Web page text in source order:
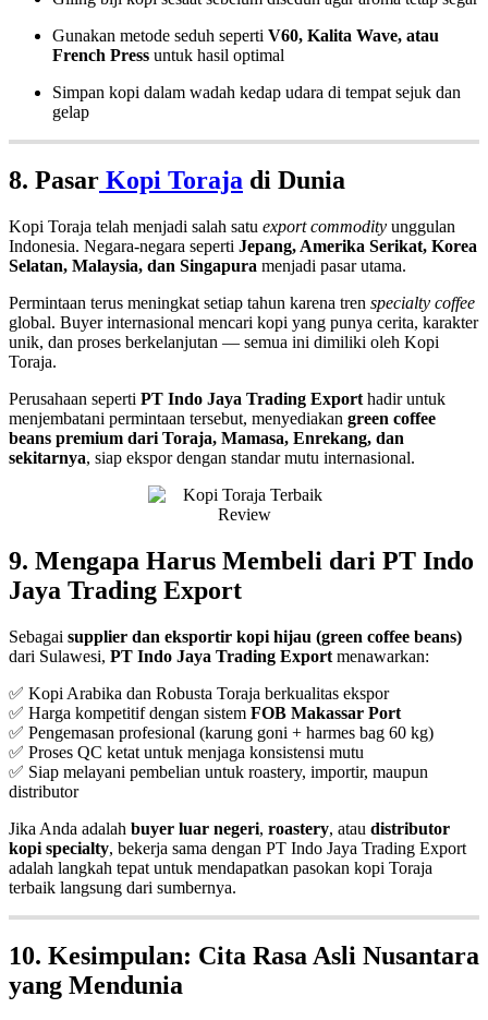
Gunakan metode seduh seperti V60, Kalita Wave, atau
French Press untuk hasil optimal
Simpan kopi dalam wadah kedap udara di tempat sejuk dan
gelap
8. Pasar Kopi Toraja di Dunia
Kopi Toraja telah menjadi salah satu export commodity unggulan
Indonesia. Negara-negara seperti Jepang, Amerika Serikat, Korea
Selatan, Malaysia, dan Singapura menjadi pasar utama.
Permintaan terus meningkat setiap tahun karena tren specialty coffee
global. Buyer internasional mencari kopi yang punya cerita, karakter
unik, dan proses berkelanjutan — semua ini dimiliki oleh Kopi
Toraja.
Perusahaan seperti PT Indo Jaya Trading Export hadir untuk
menjembatani permintaan tersebut, menyediakan green coffee
beans premium dari Toraja, Mamasa, Enrekang, dan
sekitarnya, siap ekspor dengan standar mutu internasional.
9. Mengapa Harus Membeli dari PT Indo
Jaya Trading Export
Sebagai supplier dan eksportir kopi hijau (green coffee beans)
dari Sulawesi, PT Indo Jaya Trading Export menawarkan:
✅ Kopi Arabika dan Robusta Toraja berkualitas ekspor
✅ Harga kompetitif dengan sistem FOB Makassar Port
✅ Pengemasan profesional (karung goni + harmes bag 60 kg)
✅ Proses QC ketat untuk menjaga konsistensi mutu
✅ Siap melayani pembelian untuk roastery, importir, maupun
distributor
Jika Anda adalah buyer luar negeri, roastery, atau distributor
kopi specialty, bekerja sama dengan PT Indo Jaya Trading Export
adalah langkah tepat untuk mendapatkan pasokan kopi Toraja
terbaik langsung dari sumbernya.
10. Kesimpulan: Cita Rasa Asli Nusantara
yang Mendunia